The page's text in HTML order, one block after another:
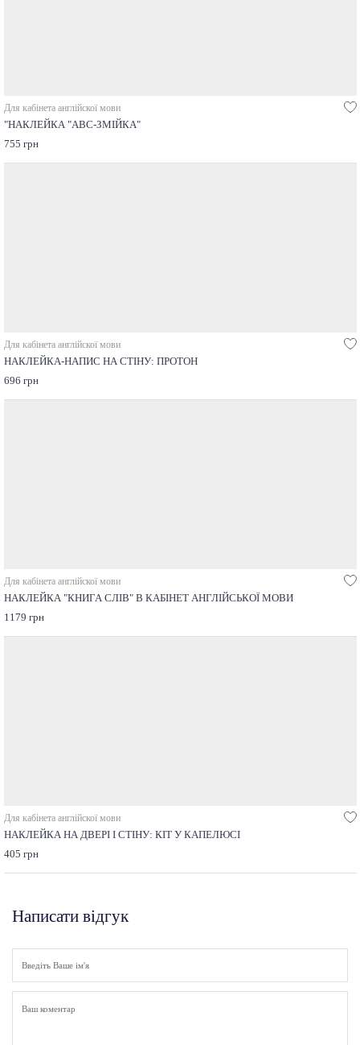
Для кабінета англійскої мови
"НАКЛЕЙКА "ABC-ЗМІЙКА"
755 грн
Для кабінета англійскої мови
НАКЛЕЙКА-НАПИС НА СТІНУ: ПРОТОН
696 грн
Для кабінета англійскої мови
НАКЛЕЙКА "КНИГА СЛІВ" В КАБІНЕТ АНГЛІЙСЬКОЇ МОВИ
1179 грн
Для кабінета англійскої мови
НАКЛЕЙКА НА ДВЕРІ І СТІНУ: КІТ У КАПЕЛЮСІ
405 грн
Написати відгук